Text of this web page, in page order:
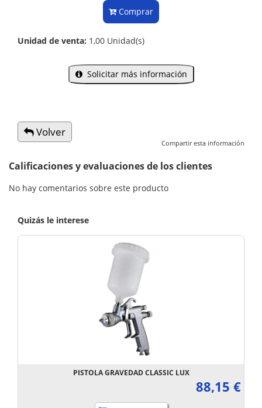
Comprar
Unidad de venta: 1,00 Unidad(s)
Solicitar más información
Volver
Compartir esta información
Calificaciones y evaluaciones de los clientes
No hay comentarios sobre este producto
Quizás le interese
PISTOLA GRAVEDAD CLASSIC LUX
88,15 €